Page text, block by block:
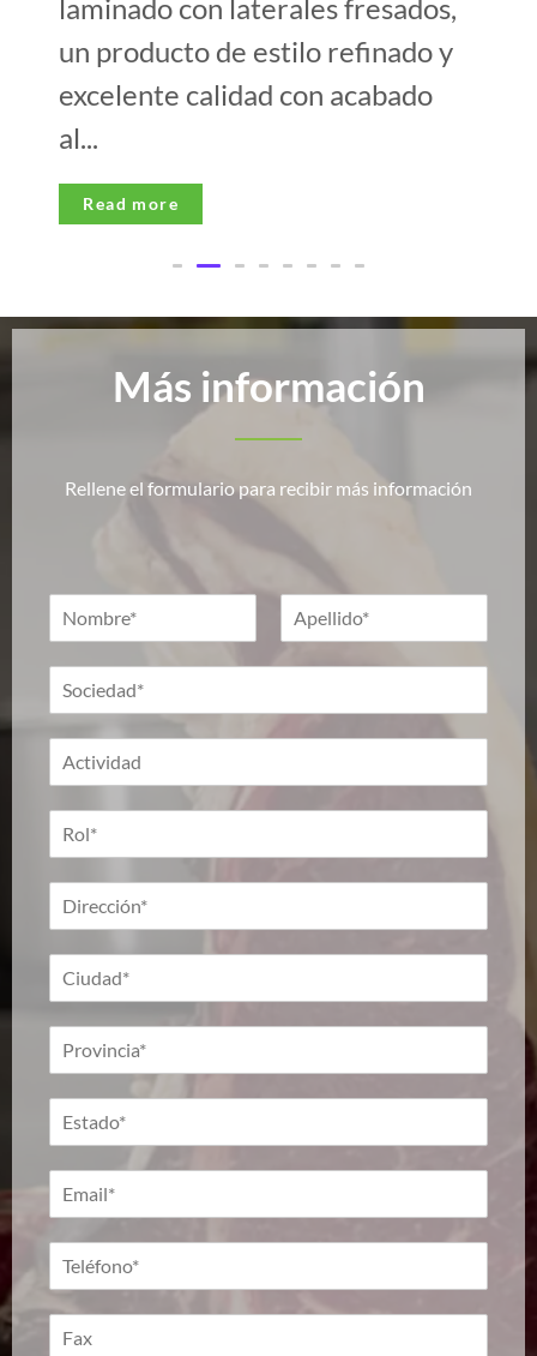
laminado con laterales fresados,
un producto de estilo refinado y
excelente calidad con acabado
al...
Read more
Más información
Rellene el formulario para recibir más información